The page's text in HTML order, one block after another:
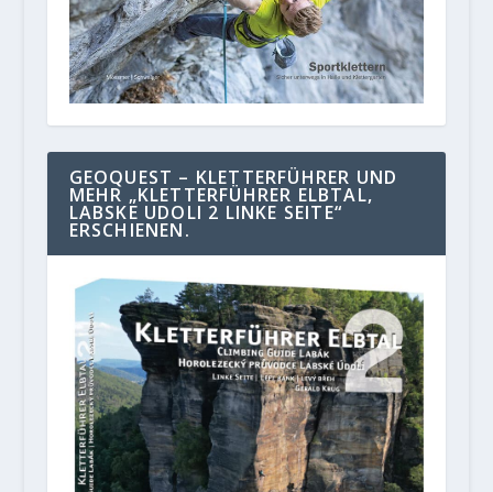
GEOQUEST – KLETTERFÜHRER UND
MEHR „KLETTERFÜHRER ELBTAL,
LABSKE UDOLI 2 LINKE SEITE“
ERSCHIENEN.